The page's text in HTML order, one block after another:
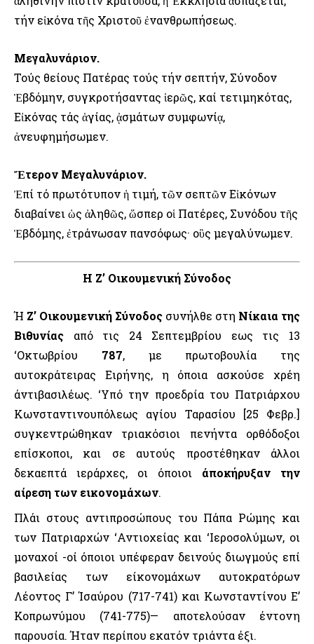
τήν εἰκόνα τῆς Χριστοῦ ἐνανθρωπήσεως.
Μεγαλυνάριον.
Τούς θείους Πατέρας τούς τήν σεπτήν, Σύνοδον
Ἑβδόμην, συγκροτήσαντας ἱερῶς, καί τετιμηκότας,
Εἰκόνας τάς ἁγίας, ᾀσμάτων συμφωνίᾳ,
ἀνευφημήσωμεν.
Ἔτερον Μεγαλυνάριον.
Ἐπί τό πρωτότυπον ἡ τιμή, τῶν σεπτῶν Εἰκόνων
διαβαίνει ὡς ἀληθῶς, ὥσπερ οἱ Πατέρες, Συνόδου τῆς
Ἑβδόμης, ἐτράνωσαν πανσόφως· οὓς μεγαλύνωμεν.
Η Ζ’ Οικουμενική Σύνοδος
Ή Ζ’ Οικουμενική Σύνοδος συνήλθε στη Νίκαια της
Βιθυνίας από τις 24 Σεπτεμβρίου εως τις 13
‘Οκτωβρίου 787, με πρωτοβουλία της
αυτοκράτειρας Ειρήνης, η όποια ασκούσε χρέη
άντιβασιλέως. ‘Υπό την προεδρία του Πατριάρχου
Κωνσταντινουπόλεως αγίου Ταρασίου [25 Φεβρ.]
συγκεντρώθηκαν τριακόσιοι πενήντα ορθόδοξοι
επίσκοποι, και σε αυτούς προστέθηκαν άλλοι
δεκαεπτά ιεράρχες, οι όποιοι άποκήρυξαν την
αίρεση των εικονομάχων.
Πλάι στους αντιπροσώπους του Πάπα Ρώμης και
των Πατριαρχών ‘Αντιοχείας και ‘Ιεροσολύμων, οι
μοναχοί -οί όποιοι υπέφεραν δεινούς διωγμούς επί
βασιλείας των είκονομάχων αυτοκρατόρων
Λέοντος Γ’ Ίσαύρου (717-741) και Κωνσταντίνου Ε’
Κοπρωνύμου (741-775)— αποτελούσαν έντονη
παρουσία. Ήταν περίπου εκατόν τριάντα έξι.